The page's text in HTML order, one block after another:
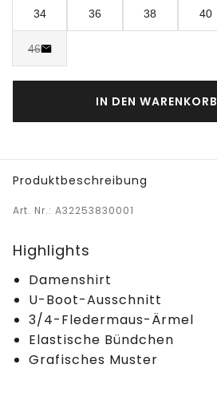
34 36 38 40
46
IN DEN WARENKORB
Produktbeschreibung
Art. Nr.: A32253830001
Highlights
Damenshirt
U-Boot-Ausschnitt
3/4-Fledermaus-Ärmel
Elastische Bündchen
Grafisches Muster